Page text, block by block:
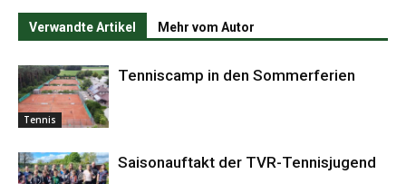
Verwandte Artikel Mehr vom Autor
Tennis
Tenniscamp in den Sommerferien
Saisonauftakt der TVR-Tennisjugend